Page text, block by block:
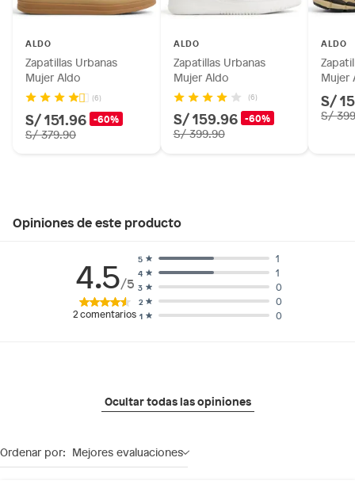
ALDO
Zapatillas Urbanas
Mujer Aldo
(6)
S/ 151.96 -60%
S/ 379.90
ALDO
Zapatillas Urbanas
Mujer Aldo
(6)
S/ 159.96 -60%
S/ 399.90
ALDO
Mujer
S/
S/
Opiniones de este producto
4.5/5
2comentarios 1 0
2 0
3 0
4 1
5 1
Ocultar todas las opiniones
Ordenar por: Mejores evaluaciones